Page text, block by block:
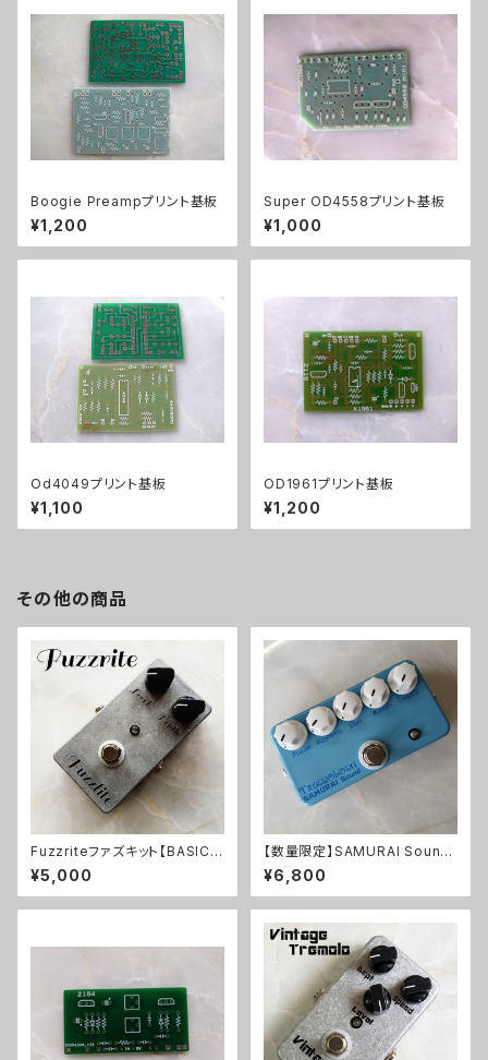
Boogie Preampプリント基板
¥1,200
Super OD4558プリント基板
¥1,000
Od4049プリント基板
¥1,100
OD1961プリント基板
¥1,200
その他の商品
Fuzzriteファズキット【BASIC K
IT】
¥5,000
【数量限定】SAMURAI Sound
Tremoloneキット
¥6,800